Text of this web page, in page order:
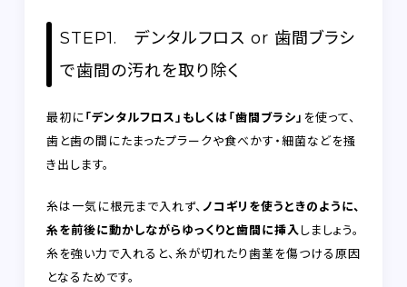
STEP1. デンタルフロス or 歯間ブラシ
で歯間の汚れを取り除く
最初に「デンタルフロス」もしくは「歯間ブラシ」 を使って、
歯と歯の間にたまったプラークや食べかす・細菌などを掻
き出します。
糸は一気に根元まで入れず、 ノコギリを使うときのように、
糸を前後に動かしながらゆっくりと歯間に挿入 しましょう。
糸を強い力で入れると、糸が切れたり歯茎を傷つける原因
となるためです。